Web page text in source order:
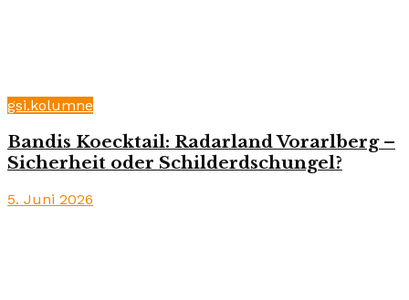
gsi.kolumne
Bandis Koecktail: Radarland Vorarlberg –
Sicherheit oder Schilderdschungel?
5. Juni 2026